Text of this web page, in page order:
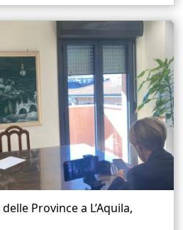
Province a L’Aquila,